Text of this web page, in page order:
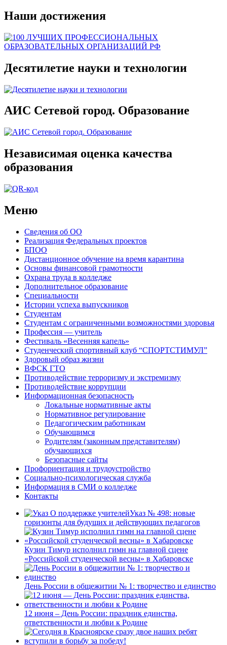
Наши достижения
Десятилетие науки и технологии
АИС Сетевой город. Образование
Независимая оценка качества
образования
Меню
Сведения об ОО
Реализация Федеральных проектов
БПОО
Дистанционное обучение на время карантина
Основы финансовой грамотности
Охрана труда в колледже
Дополнительное образование
Специальности
Истории успеха выпускников
Студентам
Студентам с ограниченными возможностями здоровья
Профессия — учитель
Фестиваль «Весенняя капель»
Студенческий спортивный клуб “СПОРТСТИМУЛ”
Здоровый образ жизни
ВФСК ГТО
Противодействие терроризму и экстремизму
Противодействие коррупции
Информационная безопасность
Локальные нормативные акты
Нормативное регулирование
Педагогическим работникам
Обучающимся
Родителям (законным представителям)
обучающихся
Безопасные сайты
Профориентация и трудоустройство
Социально-психологическая служба
Информация в СМИ о колледже
Контакты
Указ № 498: новые
горизонты для будущих и действующих педагогов
Кузин Тимур исполнил гимн на главной сцене
«Российской студенческой весны» в Хабаровске
День России в общежитии № 1: творчество и единство
12 июня – День России: праздник единства,
ответственности и любви к Родине